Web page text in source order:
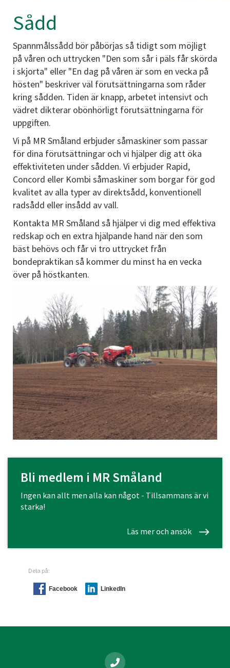
Sådd
Spannmålssådd bör påbörjas så tidigt som möjligt
på våren och uttrycken "Den som sår i päls får skörda
i skjorta" eller "En dag på våren är som en vecka på
hösten" beskriver väl förutsättningarna som råder
kring sådden. Tiden är knapp, arbetet intensivt och
vädret dikterar obönhörligt förutsättningarna för
uppgiften.
Vi på MR Småland erbjuder såmaskiner som passar
för dina förutsättningar och vi hjälper dig att öka
effektiviteten under sådden. Vi erbjuder Rapid,
Concord eller Kombi såmaskiner som borgar för god
kvalitet av alla typer av direktsådd, konventionell
radsådd eller insådd av vall.
Kontakta MR Småland så hjälper vi dig med effektiva
redskap och en extra hjälpande hand när den som
bäst behövs och får vi tro uttrycket från
bondepraktikan så kommer du minst ha en vecka
över på höstkanten.
Bli medlem i MR Småland
Ingen kan allt men alla kan något - Tillsammans är vi
starka!
Läs mer och ansök
Dela på:
Facebook LinkedIn